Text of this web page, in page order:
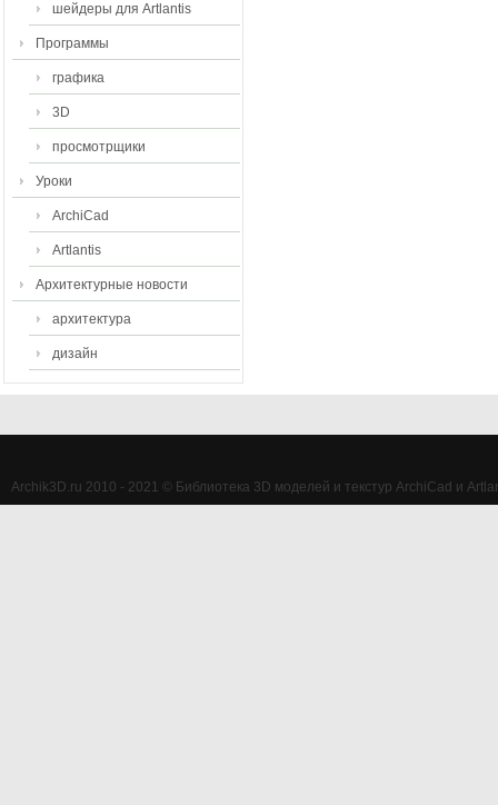
шейдеры для Artlantis
Программы
графика
3D
просмотрщики
Уроки
ArchiCad
Artlantis
Архитектурные новости
архитектура
дизайн
Archik3D.ru 2010 - 2021 © Библиотека 3D моделей и текстур ArchiCad и